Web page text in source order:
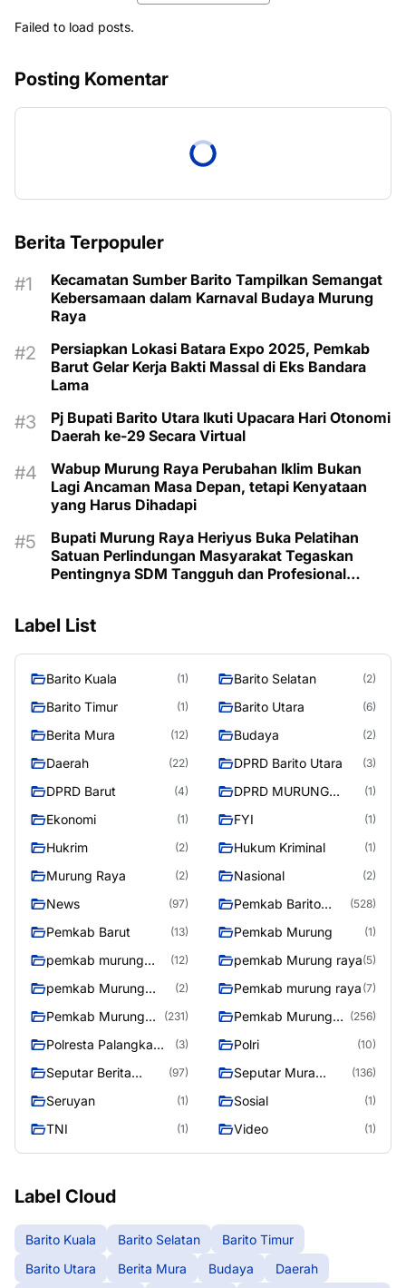
Failed to load posts.
Posting Komentar
Berita Terpopuler
Kecamatan Sumber Barito Tampilkan Semangat
Kebersamaan dalam Karnaval Budaya Murung
Raya
Persiapkan Lokasi Batara Expo 2025, Pemkab
Barut Gelar Kerja Bakti Massal di Eks Bandara
Lama
Pj Bupati Barito Utara Ikuti Upacara Hari Otonomi
Daerah ke-29 Secara Virtual
Wabup Murung Raya Perubahan Iklim Bukan
Lagi Ancaman Masa Depan, tetapi Kenyataan
yang Harus Dihadapi
Bupati Murung Raya Heriyus Buka Pelatihan
Satuan Perlindungan Masyarakat Tegaskan
Pentingnya SDM Tangguh dan Profesional
Label List
Barito Kuala (1) Barito Selatan (2)
Barito Timur (1) Barito Utara (6)
Berita Mura (12) Budaya (2)
Daerah (22) DPRD Barito Utara (3)
DPRD Barut (4)
DPRD MURUNG
RAYA
(1)
Ekonomi (1) FYI (1)
Hukrim (2) Hukum Kriminal (1)
Murung Raya (2) Nasional (2)
News (97)
Pemkab Barito
Utara
(528)
Pemkab Barut (13) Pemkab Murung (1)
pemkab murung
(12) pemkab Murung raya(5)
pemkab Murung
Raya
(2) Pemkab murung raya (7)
Pemkab Murung
raya
(231)
Pemkab Murung
Raya
(256)
Polresta Palangka
Raya
(3) Polri (10)
Seputar Berita
Murung Raya
(97)
Seputar Mura
Seasen 2
(136)
Seruyan (1) Sosial (1)
TNI (1) Video (1)
Label Cloud
Barito Kuala Barito Selatan
Barito Timur
Barito Utara
Berita Mura Budaya
Daerah